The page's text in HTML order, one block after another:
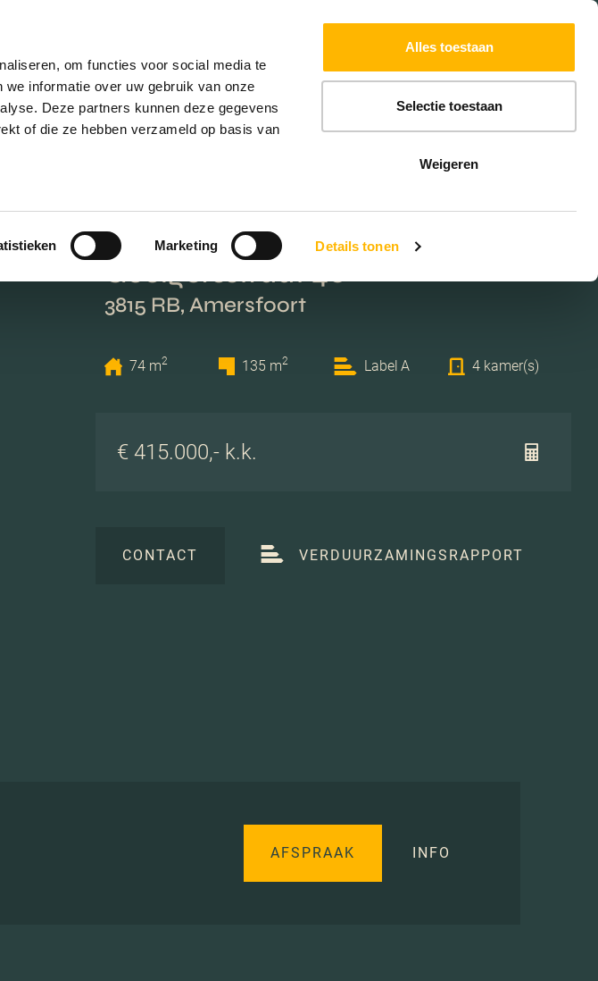
om functies voor social media te
informatie over uw gebruik van onze
Deze partners kunnen deze gegevens
of die ze hebben verzameld op basis van
Marketing Details tonen
Alles toestaan
Selectie toestaan
Weigeren
EXTRA DIENSTEN
Geelgorsstraat 40
3815 RB, Amersfoort
74 m2 135 m2 Label A 4 kamer(s)
€ 415.000,- k.k.
CONTACT VERDUURZAMINGSRAPPORT
AFSPRAAK INFO